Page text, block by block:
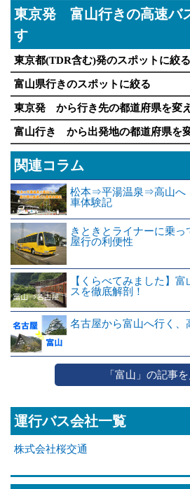
東京発 富山行きの高速バ
す
東京都(TDR含む)発のスポットに絞る
富山県行きのスポットに絞る
東京発 から行き先の都道府県を変
富山行き から出発地の都道府県を
関連コラム
松本⇒平湯温泉⇒高山へ
車体験記
きときとライナーに乗
屋行の利便性
【くらべてみました】
スを徹底解剖！
名古屋から富山へ行く、
「富山」の記事
運行バス会社一覧
株式会社桜交通